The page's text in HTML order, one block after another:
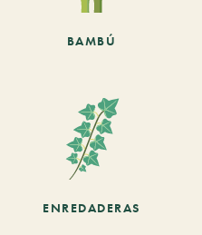
BAMBÚ
ENREDADERAS